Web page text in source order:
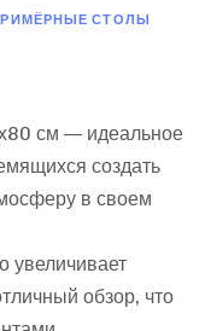
СТОЛЫ
см — идеальное
создать
в своем
увеличивает
обзор, что